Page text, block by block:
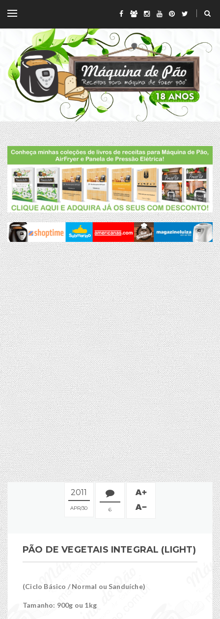
2011
APR 30 6
PÃO DE VEGETAIS INTEGRAL (LIGHT)
(Ciclo Básico / Normal ou Sanduíche)
Tamanho: 900g ou 1kg